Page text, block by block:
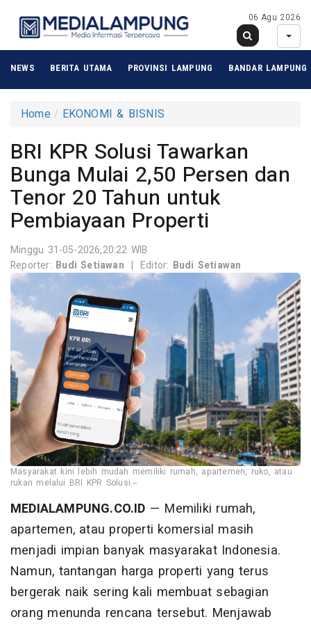
06 Agu 2026
NEWS BERITA UTAMA PROVINSI LAMPUNG BANDAR LAMPUNG
Home EKONOMI & BISNIS
BRI KPR Solusi Tawarkan
Bunga Mulai 2,50 Persen dan
Tenor 20 Tahun untuk
Pembiayaan Properti
Minggu 31-05-2026,20:22 WIB
Reporter: Budi Setiawan | Editor: Budi Setiawan
Masyarakat kini lebih mudah memiliki rumah, apartemen, ruko, atau
rukan melalui BRI KPR Solusi.--
MEDIALAMPUNG.CO.ID — Memiliki rumah,
apartemen, atau properti komersial masih
menjadi impian banyak masyarakat Indonesia.
Namun, tantangan harga properti yang terus
bergerak naik sering kali membuat sebagian
orang menunda rencana tersebut. Menjawab